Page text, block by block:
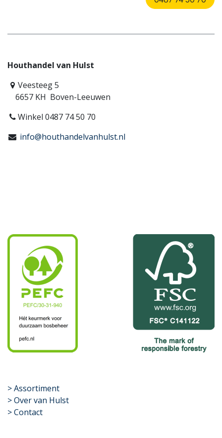
Houthandel van Hulst
Veesteeg 5
6657 KH Boven-Leeuwen
Winkel 0487 74 50 70
info@houthandelvanhulst.nl
​>Assortiment
> Over van Hulst
> Contact